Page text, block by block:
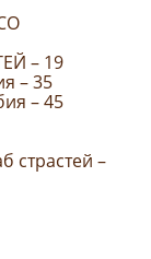
– 19
– 35
– 45
страстей –